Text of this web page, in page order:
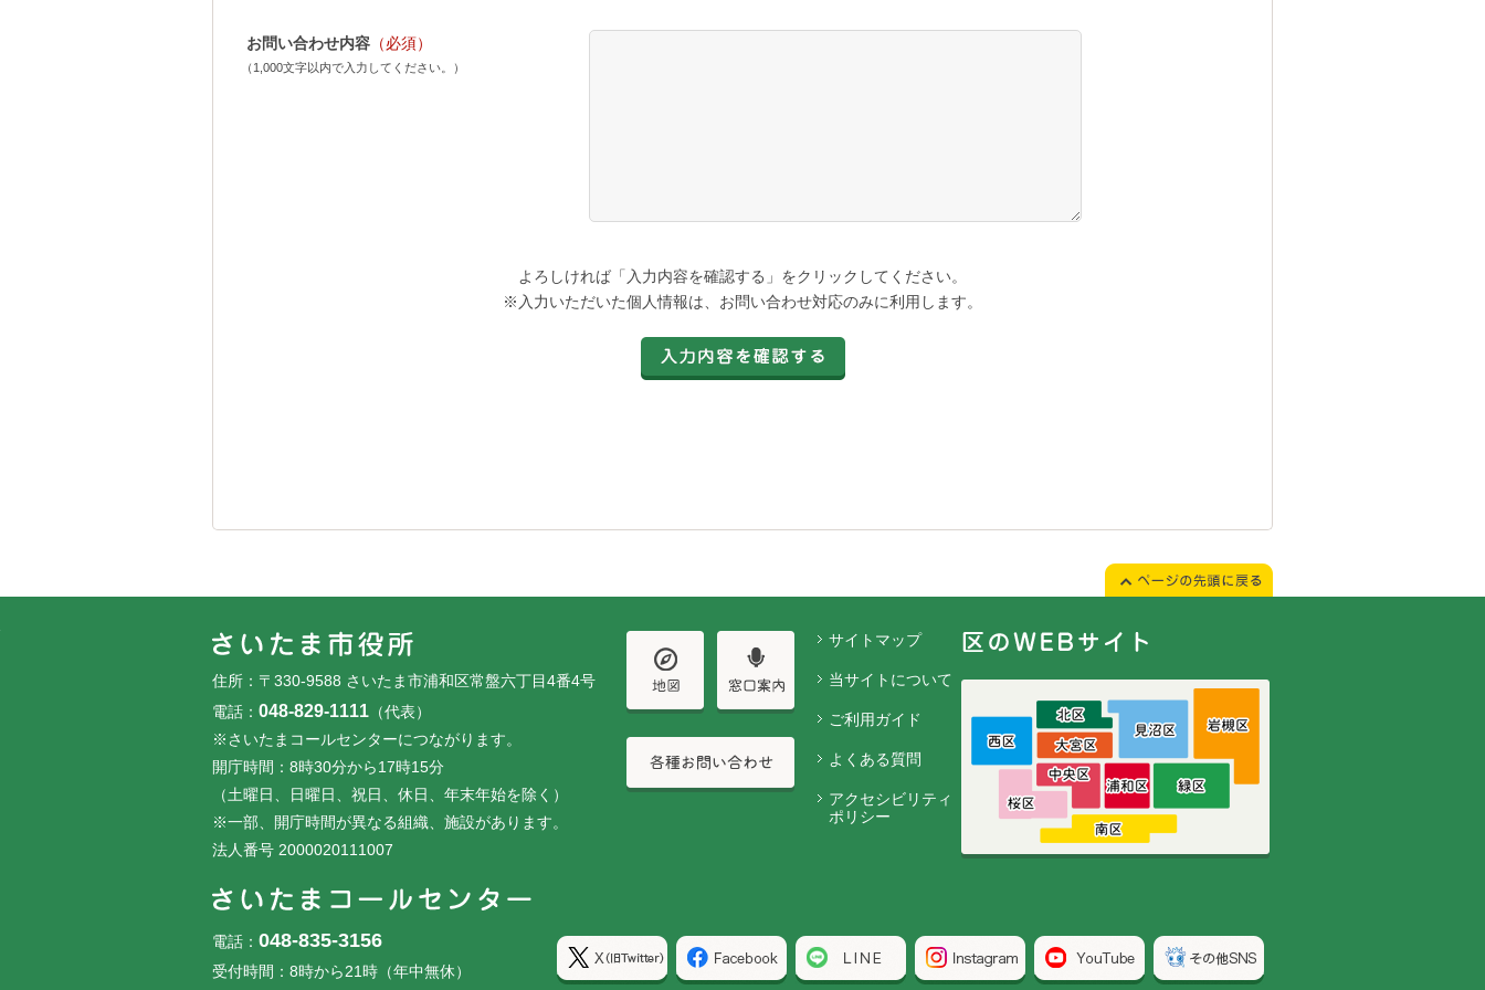
お問い合わせ内容 （必須）
（1,000文字以内で入力してください。）
よろしければ「入力内容を確認する」をクリックしてください。
※入力いただいた個人情報は、お問い合わせ対応のみに利用します。
住所：〒330-9588 さいたま市浦和区常盤六丁目4番4号
電話： 048-829-1111 （代表）
※さいたまコールセンターにつながります。
開庁時間：8時30分から17時15分
（土曜日、日曜日、祝日、休日、年末年始を除く）
※一部、開庁時間が異なる組織、施設があります。
法人番号 2000020111007
電話： 048-835-3156
受付時間：8時から21時（年中無休）
サイトマップ
当サイトについて
ご利用ガイド
よくある質問
アクセシビリティ
ポリシー